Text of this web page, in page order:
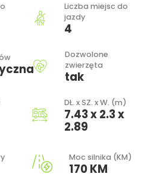
Liczba miejsc do
jazdy
4
Dozwolone
zwierzęta
tak
DŁ. x SZ. x W. (m)
7.43 x 2.3 x
2.89
Moc silnika (KM)
170 KM